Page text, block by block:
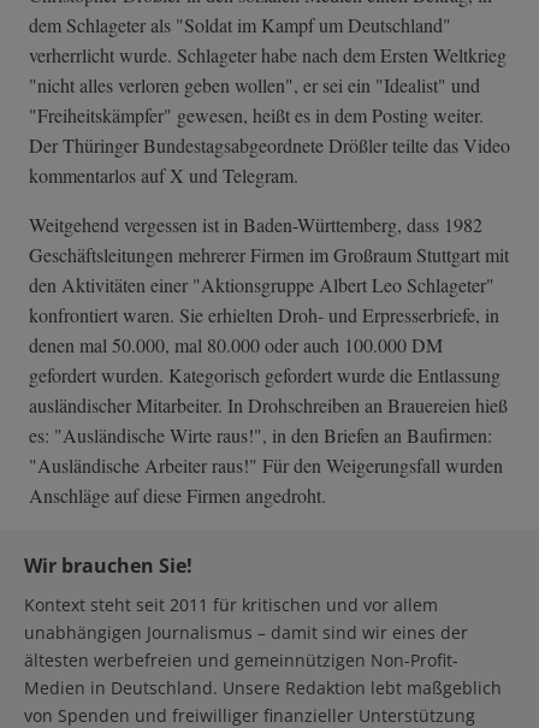
dem Schlageter als "Soldat im Kampf um Deutschland"
verherrlicht wurde. Schlageter habe nach dem Ersten Weltkrieg
"nicht alles verloren geben wollen", er sei ein "Idealist" und
"Freiheitskämpfer" gewesen, heißt es in dem Posting weiter.
Der Thüringer Bundestagsabgeordnete Drößler teilte das Video
kommentarlos auf X und Telegram.
Weitgehend vergessen ist in Baden-Württemberg, dass 1982
Geschäftsleitungen mehrerer Firmen im Großraum Stuttgart mit
den Aktivitäten einer "Aktionsgruppe Albert Leo Schlageter"
konfrontiert waren. Sie erhielten Droh- und Erpresserbriefe, in
denen mal 50.000, mal 80.000 oder auch 100.000 DM
gefordert wurden. Kategorisch gefordert wurde die Entlassung
ausländischer Mitarbeiter. In Drohschreiben an Brauereien hieß
es: "Ausländische Wirte raus!", in den Briefen an Baufirmen:
"Ausländische Arbeiter raus!" Für den Weigerungsfall wurden
Anschläge auf diese Firmen angedroht.
Wir brauchen Sie!
Kontext steht seit 2011 für kritischen und vor allem
unabhängigen Journalismus – damit sind wir eines der
ältesten werbefreien und gemeinnützigen Non-Profit-
Medien in Deutschland. Unsere Redaktion lebt maßgeblich
von Spenden und freiwilliger finanzieller Unterstützung